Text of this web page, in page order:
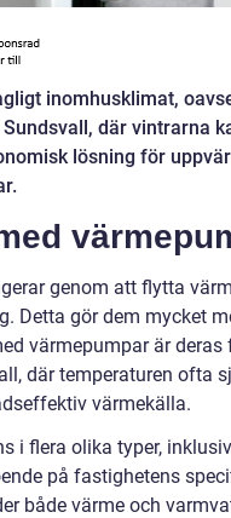
inomhusklimat,
där vintrarna
lösning för
genom att flytta
Detta gör dem mycket
värmepumpar är
där temperaturen ofta
värmekälla.
i flera olika typer,
på fastighetens
både värme och